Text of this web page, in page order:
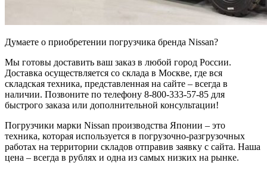
Думаете о приобретении погрузчика бренда Nissan?
Мы готовы доставить ваш заказ в любой город России.
Доставка осуществляется со склада в Москве, где вся
складская техника, представленная на сайте – всегда в
наличии. Позвоните по телефону 8-800-333-57-85 для
быстрого заказа или дополнительной консультации!
Погрузчики марки Nissan производства Японии – это
техника, которая используется в погрузочно-разгрузочных
работах на территории складов отправив заявку с сайта. Наша
цена – всегда в рублях и одна из самых низких на рынке.